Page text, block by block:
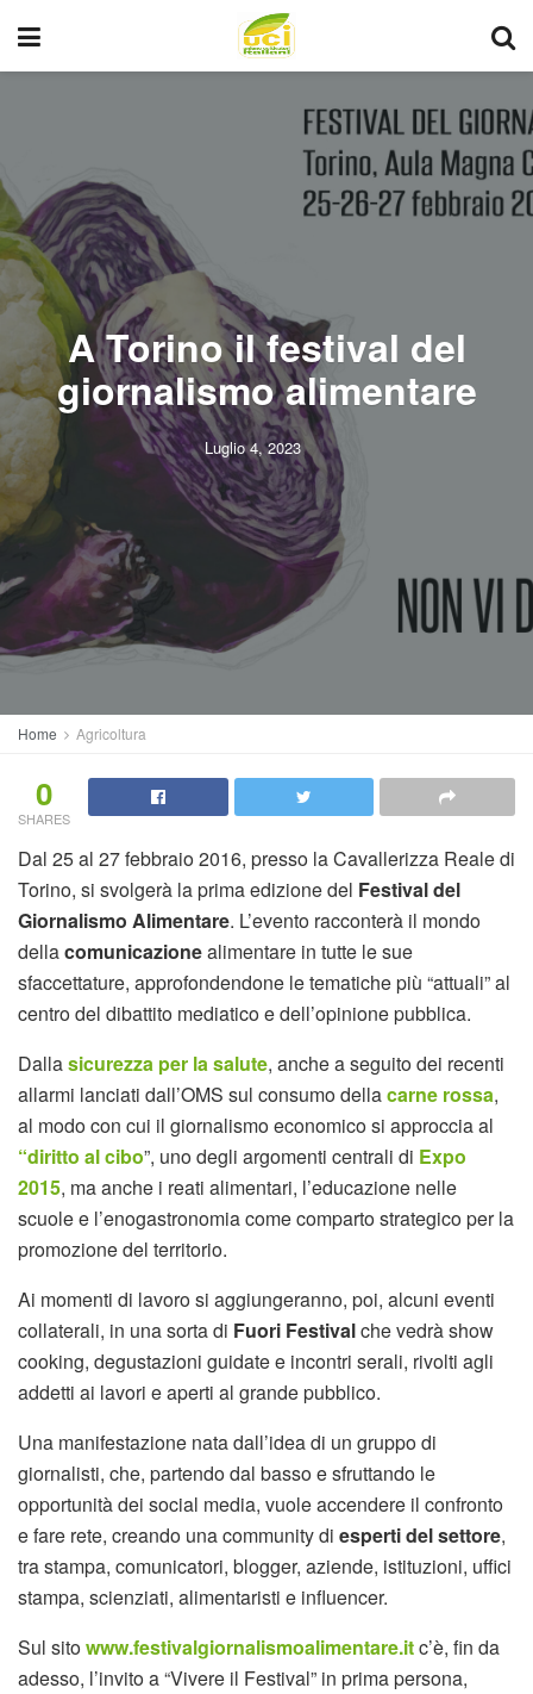
A Torino il festival del
giornalismo alimentare
Luglio 4, 2023
Home Agricoltura
0
SHARES
Dal 25 al 27 febbraio 2016, presso la Cavallerizza Reale di
Torino, si svolgerà la prima edizione del Festival del
Giornalismo Alimentare. L’evento racconterà il mondo
dellacomunicazionealimentare in tutte le sue
sfaccettature, approfondendone le tematiche più “attuali” al
centro del dibattito mediatico e dell’opinione pubblica.
Dallasicurezza per la salute, anche a seguito dei recenti
allarmi lanciati dall’OMS sul consumo dellacarne rossa,
al modo con cui il giornalismo economico si approccia al
“diritto al cibo”, uno degli argomenti centrali di Expo
2015, ma anche i reati alimentari, l’educazione nelle
scuole e l’enogastronomia come comparto strategico per la
promozione del territorio.
Ai momenti di lavoro si aggiungeranno, poi, alcuni eventi
collaterali, in una sorta di Fuori Festivalche vedrà show
cooking, degustazioni guidate e incontri serali, rivolti agli
addetti ai lavori e aperti al grande pubblico.
Una manifestazione nata dall’idea di un gruppo di
giornalisti, che, partendo dal basso e sfruttando le
opportunità dei social media, vuole accendere il confronto
e fare rete, creando una community di esperti del settore,
tra stampa, comunicatori, blogger, aziende, istituzioni, uffici
stampa, scienziati, alimentaristi e influencer.
Sul sitowww.festivalgiornalismoalimentare.itc’è, fin da
adesso, l’invito a “Vivere il Festival” in prima persona,